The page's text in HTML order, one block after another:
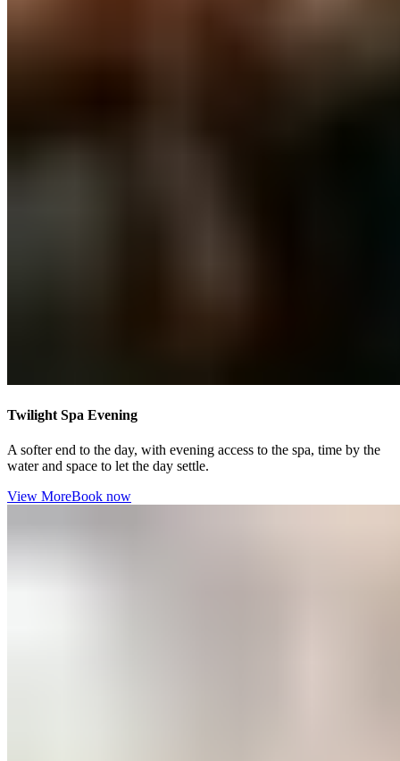
Twilight Spa Evening​​​​‌ ‍ ​‍​‍‌‍ ‌ ​‍‌‍‍‌‌‍‌ ‌‍‍‌‌‍ ‍​‍​‍​ ‍‍​‍​‍‌ ​ ‌‍​‌‌‍ ‍‌‍‍‌‌ ‌​‌ ‍‌​‍ ‍‌‍‍‌‌‍ ​‍​‍​‍ ​​‍​‍‌‍‍​‌ ​‍‌‍‌‌‌‍‌‍​‍​‍​ ‍‍​‍​‍‌‍‍​‌ ‌​‌ ‌​‌ ​​‌ ​ ​ ‍‍​‍ ​‍ ‌‍ ​​‍ ‌‌‍​‌‌‍ ‍‌‍‌​​‍ ‌‌ ​‍​‍ ‌‌‍‍​‌‍ ‌ ‌​‌‍‌‌‌‍ ​‌ ​ ​‍ ‌‌ ​ ‌ ‌​‌ ‌‌‌‍‌​‌‍‍‌‌‍ ​‍ ‍‌ ‌‍‌‍‌‌‌ ​‍‌‍​ ‌‍‌‌‌‍ ​​‍ ‍‌‍​‌‌ ​​‌ ​​​‍ ‌‍‍‌‌‍ ‍‌ ‌​‌‍‌‌‌‍ ‍‌ ‌​​‍ ‌‍‌‌‌‍‌​‌‍‍‌‌ ‌​​‍ ‌‍ ‌‌‍ ‌‍‌​‌‍‌‌​ ‌‌ ​​‌ ​‍‌‍‌‌‌ ​ ‌‍‌‌‌‍ ‍‌ ‌​‌‍​‌‌ ‌​‌‍‍‌‌‍ ‌‍ ‍​ ‍ ‌‍‍‌‌‍‌​​ ‌​ ​‌‌‍‌‍​ ‌‌‌‍​ ​ ​ ​ ‍​‌‍​‌‌‍​‌​‍ ‌​ ‍​​ ‍​​ ‌​​ ‍​​‍ ‌​ ‌​​ ​‍‌‍‌‌‌‍‌‍​‍ ‌​ ‍‌​ ‍​​ ​​‌‍‌‌​‍ ‌​ ‌ ‌‍‌​​ ‌​‌‍‌‌‌‍​ ‌‍‌​​ ‍‌​ ‍​​ ​ ‌‍​ ‌‍​‌‌‍‌‌​ ‍ ‌ ‌​‌ ‍‌‌ ​​‌‍‌‌​ ‌‌‍‍​‌‍ ‌ ‌​‌‍‌‌‌‍ ​‌‌​ ‌‍‍‌‌ ‌​‌‍‌‌‌‌​​‌‍​‌‌‍‌ ‌‍‌‌​ ‍ ‌ ​​‌‍​‌‌ ‌​‌‍‍​​ ‌‌ ​​‌‍​‌‌‍‌ ‌‍‌‌‌​​‍‌ ‌‌‌‍‍‌‌‍ ​‌‍‌​‌‍‌‌‌ ​‍​‍‌‌​ ‌‌‌​​‍‌‌ ‌‍‍ ‌‍‌‌‌ ‍‌​‍‌‌​ ​ ‌​‌​​‍‌‌​ ​ ‌​‌​​‍‌‌​ ​‍​ ​‍​ ​‌‌‍​ ​ ​​‌‍‌‌‌‍‌​‌‍‌​‌‍‌‌​ ​‍‌‍​ ​ ‌‌​ ‍‌‌‍​‍​‍‌‌​ ​‍​ ​‍​‍‌‌​ ‌‌‌​‌​​‍ ‍‌‍​ ‌‍ ‌‍ ‍‌ ‌​‌‍‌‌‌‍ ‍‌ ‌​​‍‌‌​ ‌‌‌​​‍‌‌ ‌‍‍ ‌‍‌‌‌ ‍‌​‍‌‌​ ​ ‌​‌​​‍‌‌​ ​ ‌​‌​​‍‌‌​ ​‍​ ​‍‌‍​‍​ ‍‌​ ​​​ ‍‌​ ​‍​ ‍​​ ‌‌​ ‍‌‌‍​‌​ ​‍‌‍​‌​ ​​​‍‌‌​ ​‍​ ​‍​‍‌‌​ ‌‌‌​‌​​‍ ‍‌ ‌​‌‍‍‌‌ ‌​‌‍ ​‌‍‌‌​ ‌‍​‍‌‍​‌‌ ​ ‌‍‌‌‌‌‌‌‌ ​‍‌‍ ​​ ‌‌‍‍​‌ ‌​‌ ‌​‌ ​​‌ ​ ​‍‌‌​ ​ ‌​​‌​‍‌‌​ ​‍‌​‌‍​‍‌‌​ ​‍‌​‌‍‌‍ ​​‍ ‌‌‍​‌‌‍ ‍‌‍‌​​‍ ‌‌ ​‍​‍ ‌‌‍‍​‌‍ ‌ ‌​‌‍‌‌‌‍ ​‌ ​ ​‍ ‌‌ ​ ‌ ‌​‌ ‌‌‌‍‌​‌‍‍‌‌‍ ​‍ ‍‌ ‌‍‌‍‌‌‌ ​‍‌‍​ ‌‍‌‌‌‍ ​​‍ ‍‌‍​‌‌ ​​‌ ​​​‍‌‍‌‍‍‌‌‍‌​​ ‌​ ​‌‌‍‌‍​ ‌‌‌‍​ ​ ​ ​ ‍​‌‍​‌‌‍​‌​‍ ‌​ ‍​​ ‍​​ ‌​​ ‍​​‍ ‌​ ‌​​ ​‍‌‍‌‌‌‍‌‍​‍ ‌​ ‍‌​ ‍​​ ​​‌‍‌‌​‍ ‌​ ‌ ‌‍‌​​ ‌​‌‍‌‌‌‍​ ‌‍‌​​ ‍‌​ ‍​​ ​ ‌‍​ ‌‍​‌‌‍‌‌​‍‌‍‌ ‌​‌ ‍‌‌ ​​‌‍‌‌​ ‌‌‍‍​‌‍ ‌ ‌​‌‍‌‌‌‍ ​‌‌​ ‌‍‍‌‌ ‌​‌‍‌‌‌‌​​‌‍​‌‌‍‌ ‌‍‌‌​‍‌‍‌ ​​‌‍​‌‌ ‌​‌‍‍​​ ‌‌ ​​‌‍​‌‌‍‌ ‌‍‌‌‌​​‍‌ ‌‌‌‍‍‌‌‍ ​‌‍‌​‌‍‌‌‌ ​‍​‍‌‌​ ‌‌‌​​‍‌‌ ‌‍‍ ‌‍‌‌‌ ‍‌​‍‌‌​ ​ ‌​‌​​‍‌‌​ ​ ‌​‌​​‍‌‌​ ​‍​ ​‍​ ​‌‌‍​ ​ ​​‌‍‌‌‌‍‌​‌‍‌​‌‍‌‌​ ​‍‌‍​ ​ ‌‌​ ‍‌‌‍​‍​‍‌‌​ ​‍​ ​‍​‍‌‌​ ‌‌‌​‌​​‍ ‍‌‍​ ‌‍ ‌‍ ‍‌ ‌​‌‍‌‌‌‍ ‍‌ ‌​​‍‌‌​ ‌‌‌​​‍‌‌ ‌‍‍ ‌‍‌‌‌ ‍‌​‍‌‌​ ​ ‌​‌​​‍‌‌​ ​ ‌​‌​​‍‌‌​ ​‍​ ​‍‌‍​‍​ ‍‌​ ​​​ ‍‌​ ​‍​ ‍​​ ‌‌​ ‍‌‌‍​‌​ ​‍‌‍​‌​ ​​​‍‌‌​ ​‍​ ​‍​‍‌‌​ ‌‌‌​‌​​‍ ‍‌ ‌​‌‍‍‌‌ ‌​‌‍ ​‌‍‌‌​‍‌‍‌ ​​‌‍‌‌‌ ​‍‌ ​ ‌ ​​‌‍‌‌‌‍​ ‌ ‌​‌‍‍‌‌ ‌‍‌‍‌‌​ ‌‌ ​​‌ ‌‌‌‍​‍‌‍ ​‌‍‍‌‌ ​ ‌‍‍​‌‍‌‌‌‍‌​​‍​‍‌ ‌
A softer end to the day, with evening access to the spa, time by the
water and space to let the day settle. ​​​​‌ ‍ ​‍​‍‌‍ ‌ ​‍‌‍‍‌‌‍‌ ‌‍‍‌‌‍ ‍​‍​‍​ ‍‍​‍​‍‌ ​ ‌‍​‌‌‍ ‍‌‍‍‌‌ ‌​‌ ‍‌​‍ ‍‌‍‍‌‌‍ ​‍​‍​‍ ​​‍​‍‌‍‍​‌ ​‍‌‍‌‌‌‍‌‍​‍​‍​ ‍‍​‍​‍‌‍‍​‌ ‌​‌ ‌​‌ ​​‌ ​ ​ ‍‍​‍ ​‍ ‌‍ ​​‍ ‌‌‍​‌‌‍ ‍‌‍‌​​‍ ‌‌ ​‍​‍ ‌‌‍‍​‌‍ ‌ ‌​‌‍‌‌‌‍ ​‌ ​ ​‍ ‌‌ ​ ‌ ‌​‌ ‌‌‌‍‌​‌‍‍‌‌‍ ​‍ ‍‌ ‌‍‌‍‌‌‌ ​‍‌‍​ ‌‍‌‌‌‍ ​​‍ ‍‌‍​‌‌ ​​‌ ​​​‍ ‌‍‍‌‌‍ ‍‌ ‌​‌‍‌‌‌‍ ‍‌ ‌​​‍ ‌‍‌‌‌‍‌​‌‍‍‌‌ ‌​​‍ ‌‍ ‌‌‍ ‌‍‌​‌‍‌‌​ ‌‌ ​​‌ ​‍‌‍‌‌‌ ​ ‌‍‌‌‌‍ ‍‌ ‌​‌‍​‌‌ ‌​‌‍‍‌‌‍ ‌‍ ‍​ ‍ ‌‍‍‌‌‍‌​​ ‌​ ​‌‌‍‌‍​ ‌‌‌‍​ ​ ​ ​ ‍​‌‍​‌‌‍​‌​‍ ‌​ ‍​​ ‍​​ ‌​​ ‍​​‍ ‌​ ‌​​ ​‍‌‍‌‌‌‍‌‍​‍ ‌​ ‍‌​ ‍​​ ​​‌‍‌‌​‍ ‌​ ‌ ‌‍‌​​ ‌​‌‍‌‌‌‍​ ‌‍‌​​ ‍‌​ ‍​​ ​ ‌‍​ ‌‍​‌‌‍‌‌​ ‍ ‌ ‌​‌ ‍‌‌ ​​‌‍‌‌​ ‌‌‍‍​‌‍ ‌ ‌​‌‍‌‌‌‍ ​‌‌​ ‌‍‍‌‌ ‌​‌‍‌‌‌‌​​‌‍​‌‌‍‌ ‌‍‌‌​ ‍ ‌ ​​‌‍​‌‌ ‌​‌‍‍​​ ‌‌ ​​‌‍​‌‌‍‌ ‌‍‌‌‌​​‍‌ ‌‌‌‍‍‌‌‍ ​‌‍‌​‌‍‌‌‌ ​‍​‍‌‌​ ‌‌‌​​‍‌‌ ‌‍‍ ‌‍‌‌‌ ‍‌​‍‌‌​ ​ ‌​‌​​‍‌‌​ ​ ‌​‌​​‍‌‌​ ​‍​ ​‍​ ​‌‌‍​ ​ ​​‌‍‌‌‌‍‌​‌‍‌​‌‍‌‌​ ​‍‌‍​ ​ ‌‌​ ‍‌‌‍​‍​‍‌‌​ ​‍​ ​‍​‍‌‌​ ‌‌‌​‌​​‍ ‍‌‍​ ‌‍ ‌‍ ‍‌ ‌​‌‍‌‌‌‍ ‍‌ ‌​​‍‌‌​ ‌‌‌​​‍‌‌ ‌‍‍ ‌‍‌‌‌ ‍‌​‍‌‌​ ​ ‌​‌​​‍‌‌​ ​ ‌​‌​​‍‌‌​ ​‍​ ​‍‌‍​‍​ ‍‌​ ​​​ ‍‌​ ​‍​ ‍​​ ‌‌​ ‍‌‌‍​‌​ ​‍‌‍​‌​ ​​​‍‌‌​ ​‍​ ​‍​‍‌‌​ ‌‌‌​‌​​‍ ‍‌‍‌‌‌ ‍​‌‍​ ‌‍‌‌‌ ​‍‌ ​​‌ ‌​​ ‌‍​‍‌‍​‌‌ ​ ‌‍‌‌‌‌‌‌‌ ​‍‌‍ ​​ ‌‌‍‍​‌ ‌​‌ ‌​‌ ​​‌ ​ ​‍‌‌​ ​ ‌​​‌​‍‌‌​ ​‍‌​‌‍​‍‌‌​ ​‍‌​‌‍‌‍ ​​‍ ‌‌‍​‌‌‍ ‍‌‍‌​​‍ ‌‌ ​‍​‍ ‌‌‍‍​‌‍ ‌ ‌​‌‍‌‌‌‍ ​‌ ​ ​‍ ‌‌ ​ ‌ ‌​‌ ‌‌‌‍‌​‌‍‍‌‌‍ ​‍ ‍‌ ‌‍‌‍‌‌‌ ​‍‌‍​ ‌‍‌‌‌‍ ​​‍ ‍‌‍​‌‌ ​​‌ ​​​‍‌‍‌‍‍‌‌‍‌​​ ‌​ ​‌‌‍‌‍​ ‌‌‌‍​ ​ ​ ​ ‍​‌‍​‌‌‍​‌​‍ ‌​ ‍​​ ‍​​ ‌​​ ‍​​‍ ‌​ ‌​​ ​‍‌‍‌‌‌‍‌‍​‍ ‌​ ‍‌​ ‍​​ ​​‌‍‌‌​‍ ‌​ ‌ ‌‍‌​​ ‌​‌‍‌‌‌‍​ ‌‍‌​​ ‍‌​ ‍​​ ​ ‌‍​ ‌‍​‌‌‍‌‌​‍‌‍‌ ‌​‌ ‍‌‌ ​​‌‍‌‌​ ‌‌‍‍​‌‍ ‌ ‌​‌‍‌‌‌‍ ​‌‌​ ‌‍‍‌‌ ‌​‌‍‌‌‌‌​​‌‍​‌‌‍‌ ‌‍‌‌​‍‌‍‌ ​​‌‍​‌‌ ‌​‌‍‍​​ ‌‌ ​​‌‍​‌‌‍‌ ‌‍‌‌‌​​‍‌ ‌‌‌‍‍‌‌‍ ​‌‍‌​‌‍‌‌‌ ​‍​‍‌‌​ ‌‌‌​​‍‌‌ ‌‍‍ ‌‍‌‌‌ ‍‌​‍‌‌​ ​ ‌​‌​​‍‌‌​ ​ ‌​‌​​‍‌‌​ ​‍​ ​‍​ ​‌‌‍​ ​ ​​‌‍‌‌‌‍‌​‌‍‌​‌‍‌‌​ ​‍‌‍​ ​ ‌‌​ ‍‌‌‍​‍​‍‌‌​ ​‍​ ​‍​‍‌‌​ ‌‌‌​‌​​‍ ‍‌‍​ ‌‍ ‌‍ ‍‌ ‌​‌‍‌‌‌‍ ‍‌ ‌​​‍‌‌​ ‌‌‌​​‍‌‌ ‌‍‍ ‌‍‌‌‌ ‍‌​‍‌‌​ ​ ‌​‌​​‍‌‌​ ​ ‌​‌​​‍‌‌​ ​‍​ ​‍‌‍​‍​ ‍‌​ ​​​ ‍‌​ ​‍​ ‍​​ ‌‌​ ‍‌‌‍​‌​ ​‍‌‍​‌​ ​​​‍‌‌​ ​‍​ ​‍​‍‌‌​ ‌‌‌​‌​​‍ ‍‌‍‌‌‌ ‍​‌‍​ ‌‍‌‌‌ ​‍‌ ​​‌ ‌​​‍‌‍‌ ​​‌‍‌‌‌ ​‍‌ ​ ‌ ​​‌‍‌‌‌‍​ ‌ ‌​‌‍‍‌‌ ‌‍‌‍‌‌​ ‌‌ ​​‌ ‌‌‌‍​‍‌‍ ​‌‍‍‌‌ ​ ‌‍‍​‌‍‌‌‌‍‌​​‍​‍‌ ‌
View More​​​​‌ ‍ ​‍​‍‌‍ ‌ ​‍‌‍‍‌‌‍‌ ‌‍‍‌‌‍ ‍​‍​‍​ ‍‍​‍​‍‌ ​ ‌‍​‌‌‍ ‍‌‍‍‌‌ ‌​‌ ‍‌​‍ ‍‌‍‍‌‌‍ ​‍​‍​‍ ​​‍​‍‌‍‍​‌ ​‍‌‍‌‌‌‍‌‍​‍​‍​ ‍‍​‍​‍‌‍‍​‌ ‌​‌ ‌​‌ ​​‌ ​ ​ ‍‍​‍ ​‍ ‌‍ ​​‍ ‌‌‍​‌‌‍ ‍‌‍‌​​‍ ‌‌ ​‍​‍ ‌‌‍‍​‌‍ ‌ ‌​‌‍‌‌‌‍ ​‌ ​ ​‍ ‌‌ ​ ‌ ‌​‌ ‌‌‌‍‌​‌‍‍‌‌‍ ​‍ ‍‌ ‌‍‌‍‌‌‌ ​‍‌‍​ ‌‍‌‌‌‍ ​​‍ ‍‌‍​‌‌ ​​‌ ​​​‍ ‌‍‍‌‌‍ ‍‌ ‌​‌‍‌‌‌‍ ‍‌ ‌​​‍ ‌‍‌‌‌‍‌​‌‍‍‌‌ ‌​​‍ ‌‍ ‌‌‍ ‌‍‌​‌‍‌‌​ ‌‌ ​​‌ ​‍‌‍‌‌‌ ​ ‌‍‌‌‌‍ ‍‌ ‌​‌‍​‌‌ ‌​‌‍‍‌‌‍ ‌‍ ‍​ ‍ ‌‍‍‌‌‍‌​​ ‌​ ​‌‌‍‌‍​ ‌‌‌‍​ ​ ​ ​ ‍​‌‍​‌‌‍​‌​‍ ‌​ ‍​​ ‍​​ ‌​​ ‍​​‍ ‌​ ‌​​ ​‍‌‍‌‌‌‍‌‍​‍ ‌​ ‍‌​ ‍​​ ​​‌‍‌‌​‍ ‌​ ‌ ‌‍‌​​ ‌​‌‍‌‌‌‍​ ‌‍‌​​ ‍‌​ ‍​​ ​ ‌‍​ ‌‍​‌‌‍‌‌​ ‍ ‌ ‌​‌ ‍‌‌ ​​‌‍‌‌​ ‌‌‍‍​‌‍ ‌ ‌​‌‍‌‌‌‍ ​‌‌​ ‌‍‍‌‌ ‌​‌‍‌‌‌‌​​‌‍​‌‌‍‌ ‌‍‌‌​ ‍ ‌ ​​‌‍​‌‌ ‌​‌‍‍​​ ‌‌ ​​‌‍​‌‌‍‌ ‌‍‌‌‌​​‍‌ ‌‌‌‍‍‌‌‍ ​‌‍‌​‌‍‌‌‌ ​‍​‍‌‌​ ‌‌‌​​‍‌‌ ‌‍‍ ‌‍‌‌‌ ‍‌​‍‌‌​ ​ ‌​‌​​‍‌‌​ ​ ‌​‌​​‍‌‌​ ​‍​ ​‍​ ​‌‌‍​ ​ ​​‌‍‌‌‌‍‌​‌‍‌​‌‍‌‌​ ​‍‌‍​ ​ ‌‌​ ‍‌‌‍​‍​‍‌‌​ ​‍​ ​‍​‍‌‌​ ‌‌‌​‌​​‍ ‍‌‍​ ‌‍ ‌‍ ‍‌ ‌​‌‍‌‌‌‍ ‍‌ ‌​​‍‌‌​ ‌‌‌​​‍‌‌ ‌‍‍ ‌‍‌‌‌ ‍‌​‍‌‌​ ​ ‌​‌​​‍‌‌​ ​ ‌​‌​​‍‌‌​ ​‍​ ​‍‌‍​‍​ ‍‌​ ​​​ ‍‌​ ​‍​ ‍​​ ‌‌​ ‍‌‌‍​‌​ ​‍‌‍​‌​ ​​​‍‌‌​ ​‍​ ​‍​‍‌‌​ ‌‌‌​‌​​‍ ‍‌ ​​‌ ​‍‌‍‍‌‌‍ ‌‌‍​‌‌ ​‍‌ ‍‌‌​​ ‌ ‌​‌‍​‌​‍ ‍‌‍ ​‌‍​‌‌‍​‍‌‍‌‌‌‍ ​​ ‌‍​‍‌‍​‌‌ ​ ‌‍‌‌‌‌‌‌‌ ​‍‌‍ ​​ ‌‌‍‍​‌ ‌​‌ ‌​‌ ​​‌ ​ ​‍‌‌​ ​ ‌​​‌​‍‌‌​ ​‍‌​‌‍​‍‌‌​ ​‍‌​‌‍‌‍ ​​‍ ‌‌‍​‌‌‍ ‍‌‍‌​​‍ ‌‌ ​‍​‍ ‌‌‍‍​‌‍ ‌ ‌​‌‍‌‌‌‍ ​‌ ​ ​‍ ‌‌ ​ ‌ ‌​‌ ‌‌‌‍‌​‌‍‍‌‌‍ ​‍ ‍‌ ‌‍‌‍‌‌‌ ​‍‌‍​ ‌‍‌‌‌‍ ​​‍ ‍‌‍​‌‌ ​​‌ ​​​‍‌‍‌‍‍‌‌‍‌​​ ‌​ ​‌‌‍‌‍​ ‌‌‌‍​ ​ ​ ​ ‍​‌‍​‌‌‍​‌​‍ ‌​ ‍​​ ‍​​ ‌​​ ‍​​‍ ‌​ ‌​​ ​‍‌‍‌‌‌‍‌‍​‍ ‌​ ‍‌​ ‍​​ ​​‌‍‌‌​‍ ‌​ ‌ ‌‍‌​​ ‌​‌‍‌‌‌‍​ ‌‍‌​​ ‍‌​ ‍​​ ​ ‌‍​ ‌‍​‌‌‍‌‌​‍‌‍‌ ‌​‌ ‍‌‌ ​​‌‍‌‌​ ‌‌‍‍​‌‍ ‌ ‌​‌‍‌‌‌‍ ​‌‌​ ‌‍‍‌‌ ‌​‌‍‌‌‌‌​​‌‍​‌‌‍‌ ‌‍‌‌​‍‌‍‌ ​​‌‍​‌‌ ‌​‌‍‍​​ ‌‌ ​​‌‍​‌‌‍‌ ‌‍‌‌‌​​‍‌ ‌‌‌‍‍‌‌‍ ​‌‍‌​‌‍‌‌‌ ​‍​‍‌‌​ ‌‌‌​​‍‌‌ ‌‍‍ ‌‍‌‌‌ ‍‌​‍‌‌​ ​ ‌​‌​​‍‌‌​ ​ ‌​‌​​‍‌‌​ ​‍​ ​‍​ ​‌‌‍​ ​ ​​‌‍‌‌‌‍‌​‌‍‌​‌‍‌‌​ ​‍‌‍​ ​ ‌‌​ ‍‌‌‍​‍​‍‌‌​ ​‍​ ​‍​‍‌‌​ ‌‌‌​‌​​‍ ‍‌‍​ ‌‍ ‌‍ ‍‌ ‌​‌‍‌‌‌‍ ‍‌ ‌​​‍‌‌​ ‌‌‌​​‍‌‌ ‌‍‍ ‌‍‌‌‌ ‍‌​‍‌‌​ ​ ‌​‌​​‍‌‌​ ​ ‌​‌​​‍‌‌​ ​‍​ ​‍‌‍​‍​ ‍‌​ ​​​ ‍‌​ ​‍​ ‍​​ ‌‌​ ‍‌‌‍​‌​ ​‍‌‍​‌​ ​​​‍‌‌​ ​‍​ ​‍​‍‌‌​ ‌‌‌​‌​​‍ ‍‌ ​​‌ ​‍‌‍‍‌‌‍ ‌‌‍​‌‌ ​‍‌ ‍‌‌​​ ‌ ‌​‌‍​‌​‍ ‍‌‍ ​‌‍​‌‌‍​‍‌‍‌‌‌‍ ​​‍‌‍‌ ​​‌‍‌‌‌ ​‍‌ ​ ‌ ​​‌‍‌‌‌‍​ ‌ ‌​‌‍‍‌‌ ‌‍‌‍‌‌​ ‌‌ ​​‌ ‌‌‌‍​‍‌‍ ​‌‍‍‌‌ ​ ‌‍‍​‌‍‌‌‌‍‌​​‍​‍‌ ‌Book now​​​​‌ ‍ ​‍​‍‌‍ ‌ ​‍‌‍‍‌‌‍‌ ‌‍‍‌‌‍ ‍​‍​‍​ ‍‍​‍​‍‌ ​ ‌‍​‌‌‍ ‍‌‍‍‌‌ ‌​‌ ‍‌​‍ ‍‌‍‍‌‌‍ ​‍​‍​‍ ​​‍​‍‌‍‍​‌ ​‍‌‍‌‌‌‍‌‍​‍​‍​ ‍‍​‍​‍‌‍‍​‌ ‌​‌ ‌​‌ ​​‌ ​ ​ ‍‍​‍ ​‍ ‌‍ ​​‍ ‌‌‍​‌‌‍ ‍‌‍‌​​‍ ‌‌ ​‍​‍ ‌‌‍‍​‌‍ ‌ ‌​‌‍‌‌‌‍ ​‌ ​ ​‍ ‌‌ ​ ‌ ‌​‌ ‌‌‌‍‌​‌‍‍‌‌‍ ​‍ ‍‌ ‌‍‌‍‌‌‌ ​‍‌‍​ ‌‍‌‌‌‍ ​​‍ ‍‌‍​‌‌ ​​‌ ​​​‍ ‌‍‍‌‌‍ ‍‌ ‌​‌‍‌‌‌‍ ‍‌ ‌​​‍ ‌‍‌‌‌‍‌​‌‍‍‌‌ ‌​​‍ ‌‍ ‌‌‍ ‌‍‌​‌‍‌‌​ ‌‌ ​​‌ ​‍‌‍‌‌‌ ​ ‌‍‌‌‌‍ ‍‌ ‌​‌‍​‌‌ ‌​‌‍‍‌‌‍ ‌‍ ‍​ ‍ ‌‍‍‌‌‍‌​​ ‌​ ​‌‌‍‌‍​ ‌‌‌‍​ ​ ​ ​ ‍​‌‍​‌‌‍​‌​‍ ‌​ ‍​​ ‍​​ ‌​​ ‍​​‍ ‌​ ‌​​ ​‍‌‍‌‌‌‍‌‍​‍ ‌​ ‍‌​ ‍​​ ​​‌‍‌‌​‍ ‌​ ‌ ‌‍‌​​ ‌​‌‍‌‌‌‍​ ‌‍‌​​ ‍‌​ ‍​​ ​ ‌‍​ ‌‍​‌‌‍‌‌​ ‍ ‌ ‌​‌ ‍‌‌ ​​‌‍‌‌​ ‌‌‍‍​‌‍ ‌ ‌​‌‍‌‌‌‍ ​‌‌​ ‌‍‍‌‌ ‌​‌‍‌‌‌‌​​‌‍​‌‌‍‌ ‌‍‌‌​ ‍ ‌ ​​‌‍​‌‌ ‌​‌‍‍​​ ‌‌ ​​‌‍​‌‌‍‌ ‌‍‌‌‌​​‍‌ ‌‌‌‍‍‌‌‍ ​‌‍‌​‌‍‌‌‌ ​‍​‍‌‌​ ‌‌‌​​‍‌‌ ‌‍‍ ‌‍‌‌‌ ‍‌​‍‌‌​ ​ ‌​‌​​‍‌‌​ ​ ‌​‌​​‍‌‌​ ​‍​ ​‍​ ​‌‌‍​ ​ ​​‌‍‌‌‌‍‌​‌‍‌​‌‍‌‌​ ​‍‌‍​ ​ ‌‌​ ‍‌‌‍​‍​‍‌‌​ ​‍​ ​‍​‍‌‌​ ‌‌‌​‌​​‍ ‍‌‍​ ‌‍ ‌‍ ‍‌ ‌​‌‍‌‌‌‍ ‍‌ ‌​​‍‌‌​ ‌‌‌​​‍‌‌ ‌‍‍ ‌‍‌‌‌ ‍‌​‍‌‌​ ​ ‌​‌​​‍‌‌​ ​ ‌​‌​​‍‌‌​ ​‍​ ​‍‌‍​‍​ ‍‌​ ​​​ ‍‌​ ​‍​ ‍​​ ‌‌​ ‍‌‌‍​‌​ ​‍‌‍​‌​ ​​​‍‌‌​ ​‍​ ​‍​‍‌‌​ ‌‌‌​‌​​‍ ‍‌ ​ ‌‍‌‌‌‍​ ‌‍ ‌‍ ‍‌‍‌​‌‍​‌‌ ​‍‌ ‍‌‌​​ ‌ ‌​‌‍​‌​‍ ‍‌‍ ​‌‍​‌‌‍​‍‌‍‌‌‌‍ ​​ ‌‍​‍‌‍​‌‌ ​ ‌‍‌‌‌‌‌‌‌ ​‍‌‍ ​​ ‌‌‍‍​‌ ‌​‌ ‌​‌ ​​‌ ​ ​‍‌‌​ ​ ‌​​‌​‍‌‌​ ​‍‌​‌‍​‍‌‌​ ​‍‌​‌‍‌‍ ​​‍ ‌‌‍​‌‌‍ ‍‌‍‌​​‍ ‌‌ ​‍​‍ ‌‌‍‍​‌‍ ‌ ‌​‌‍‌‌‌‍ ​‌ ​ ​‍ ‌‌ ​ ‌ ‌​‌ ‌‌‌‍‌​‌‍‍‌‌‍ ​‍ ‍‌ ‌‍‌‍‌‌‌ ​‍‌‍​ ‌‍‌‌‌‍ ​​‍ ‍‌‍​‌‌ ​​‌ ​​​‍‌‍‌‍‍‌‌‍‌​​ ‌​ ​‌‌‍‌‍​ ‌‌‌‍​ ​ ​ ​ ‍​‌‍​‌‌‍​‌​‍ ‌​ ‍​​ ‍​​ ‌​​ ‍​​‍ ‌​ ‌​​ ​‍‌‍‌‌‌‍‌‍​‍ ‌​ ‍‌​ ‍​​ ​​‌‍‌‌​‍ ‌​ ‌ ‌‍‌​​ ‌​‌‍‌‌‌‍​ ‌‍‌​​ ‍‌​ ‍​​ ​ ‌‍​ ‌‍​‌‌‍‌‌​‍‌‍‌ ‌​‌ ‍‌‌ ​​‌‍‌‌​ ‌‌‍‍​‌‍ ‌ ‌​‌‍‌‌‌‍ ​‌‌​ ‌‍‍‌‌ ‌​‌‍‌‌‌‌​​‌‍​‌‌‍‌ ‌‍‌‌​‍‌‍‌ ​​‌‍​‌‌ ‌​‌‍‍​​ ‌‌ ​​‌‍​‌‌‍‌ ‌‍‌‌‌​​‍‌ ‌‌‌‍‍‌‌‍ ​‌‍‌​‌‍‌‌‌ ​‍​‍‌‌​ ‌‌‌​​‍‌‌ ‌‍‍ ‌‍‌‌‌ ‍‌​‍‌‌​ ​ ‌​‌​​‍‌‌​ ​ ‌​‌​​‍‌‌​ ​‍​ ​‍​ ​‌‌‍​ ​ ​​‌‍‌‌‌‍‌​‌‍‌​‌‍‌‌​ ​‍‌‍​ ​ ‌‌​ ‍‌‌‍​‍​‍‌‌​ ​‍​ ​‍​‍‌‌​ ‌‌‌​‌​​‍ ‍‌‍​ ‌‍ ‌‍ ‍‌ ‌​‌‍‌‌‌‍ ‍‌ ‌​​‍‌‌​ ‌‌‌​​‍‌‌ ‌‍‍ ‌‍‌‌‌ ‍‌​‍‌‌​ ​ ‌​‌​​‍‌‌​ ​ ‌​‌​​‍‌‌​ ​‍​ ​‍‌‍​‍​ ‍‌​ ​​​ ‍‌​ ​‍​ ‍​​ ‌‌​ ‍‌‌‍​‌​ ​‍‌‍​‌​ ​​​‍‌‌​ ​‍​ ​‍​‍‌‌​ ‌‌‌​‌​​‍ ‍‌ ​ ‌‍‌‌‌‍​ ‌‍ ‌‍ ‍‌‍‌​‌‍​‌‌ ​‍‌ ‍‌‌​​ ‌ ‌​‌‍​‌​‍ ‍‌‍ ​‌‍​‌‌‍​‍‌‍‌‌‌‍ ​​‍‌‍‌ ​​‌‍‌‌‌ ​‍‌ ​ ‌ ​​‌‍‌‌‌‍​ ‌ ‌​‌‍‍‌‌ ‌‍‌‍‌‌​ ‌‌ ​​‌ ‌‌‌‍​‍‌‍ ​‌‍‍‌‌ ​ ‌‍‍​‌‍‌‌‌‍‌​​‍​‍‌ ‌